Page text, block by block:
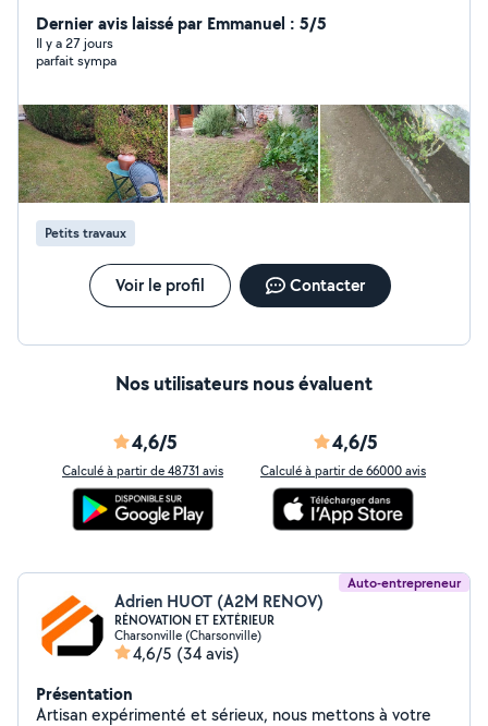
Dernier avis laissé par Emmanuel : 5/5
Il y a 27 jours
parfait sympa
Petits travaux
Voir le profil Contacter
Nos utilisateurs nous évaluent
4,6/5
Calculé à partir de 48731 avis
4,6/5
Calculé à partir de 66000 avis
Auto-entrepreneur
Adrien HUOT (A2M RENOV)
RÉNOVATION ET EXTÉRIEUR
Charsonville (Charsonville)
4,6/5 (34 avis)
Présentation
Artisan expérimenté et sérieux, nous mettons à votre